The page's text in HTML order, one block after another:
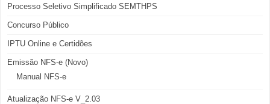
Processo Seletivo Simplificado SEMTHPS
Concurso Público
IPTU Online e Certidões
Emissão NFS-e (Novo)
Manual NFS-e
Atualização NFS-e V_2.03